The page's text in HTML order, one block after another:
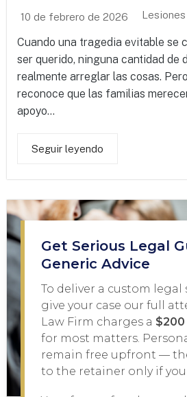
10 de febrero de 2026
Cuando una tragedia evitable se
ser querido, ninguna cantidad de
realmente arreglar las cosas.
reconoce que las familias
apoyo...
Seguir leyendo
Get Serious Legal
Generic Advice
To deliver a custom legal
give your case our full
Law Firm charges a
for most matters.
remain free upfront —
to the retainer only if you